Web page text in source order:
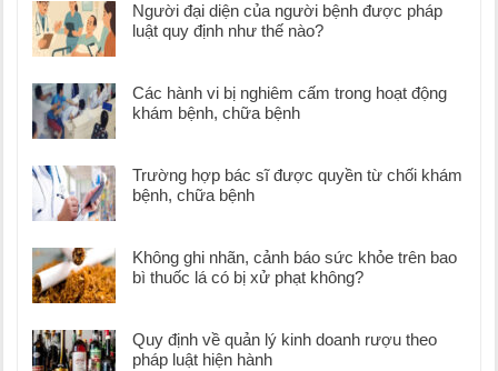
Người đại diện của người bệnh được pháp
luật quy định như thế nào?
Các hành vi bị nghiêm cấm trong hoạt động
khám bệnh, chữa bệnh
Trường hợp bác sĩ được quyền từ chối khám
bệnh, chữa bệnh
Không ghi nhãn, cảnh báo sức khỏe trên bao
bì thuốc lá có bị xử phạt không?
Quy định về quản lý kinh doanh rượu theo
pháp luật hiện hành